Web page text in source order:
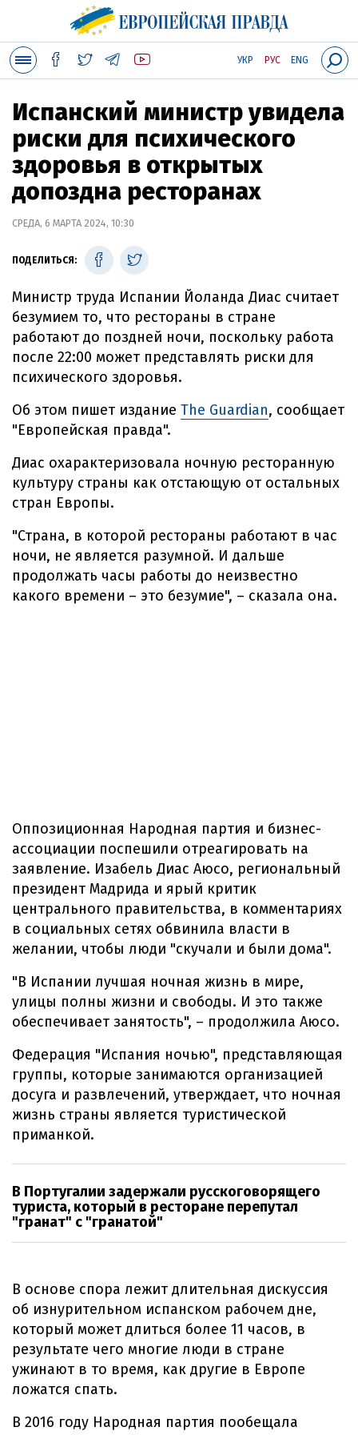
УКР РУС ENG
Испанский министр увидела
риски для психического
здоровья в открытых
допоздна ресторанах
СРЕДА, 6 МАРТА 2024, 10:30
ПОДЕЛИТЬСЯ:
Министр труда Испании Йоланда Диас считает
безумием то, что рестораны в стране
работают до поздней ночи, поскольку работа
после 22:00 может представлять риски для
психического здоровья.
Об этом пишет издание The Guardian, сообщает
"Европейская правда".
Диас охарактеризовала ночную ресторанную
культуру страны как отстающую от остальных
стран Европы.
"Страна, в которой рестораны работают в час
ночи, не является разумной. И дальше
продолжать часы работы до неизвестно
какого времени – это безумие", – сказала она.
Оппозиционная Народная партия и бизнес-
ассоциации поспешили отреагировать на
заявление. Изабель Диас Аюсо, региональный
президент Мадрида и ярый критик
центрального правительства, в комментариях
в социальных сетях обвинила власти в
желании, чтобы люди "скучали и были дома".
"В Испании лучшая ночная жизнь в мире,
улицы полны жизни и свободы. И это также
обеспечивает занятость", – продолжила Аюсо.
Федерация "Испания ночью", представляющая
группы, которые занимаются организацией
досуга и развлечений, утверждает, что ночная
жизнь страны является туристической
приманкой.
В Португалии задержали русскоговорящего
туриста, который в ресторане перепутал
"гранат" с "гранатой"
В основе спора лежит длительная дискуссия
об изнурительном испанском рабочем дне,
который может длиться более 11 часов, в
результате чего многие люди в стране
ужинают в то время, как другие в Европе
ложатся спать.
В 2016 году Народная партия пообещала